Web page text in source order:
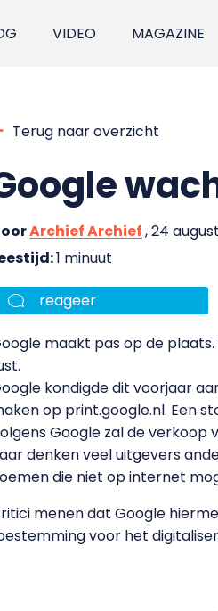
VIDEO MAGAZINE
Terug naar overzicht
Archief Archief, 24
1 minuut
reageer
maakt pas op de
kondigde dit voorjaar
op print.google.nl. Een
Google zal de verkoop
denken veel uitgevers
die niet op internet
menen dat Google
voor het